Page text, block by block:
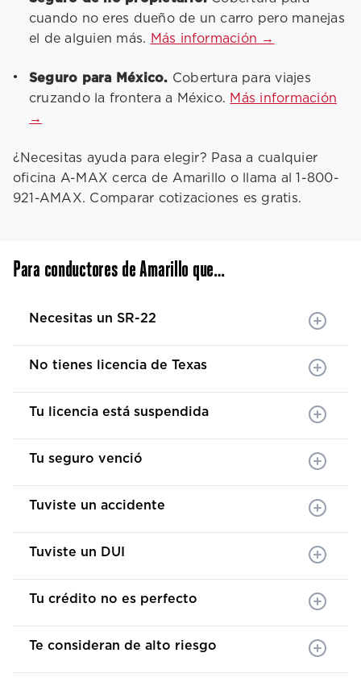
cuando no eres dueño de un carro pero manejas
el de alguien más. Más información →
Seguro para México. Cobertura para viajes
cruzando la frontera a México. Más información
→
¿Necesitas ayuda para elegir? Pasa a cualquier
oficina A-MAX cerca de Amarillo o llama al 1-800-
921-AMAX. Comparar cotizaciones es gratis.
Para conductores de Amarillo que…
Necesitas un SR-22
No tienes licencia de Texas
Tu licencia está suspendida
Tu seguro venció
Tuviste un accidente
Tuviste un DUI
Tu crédito no es perfecto
Te consideran de alto riesgo